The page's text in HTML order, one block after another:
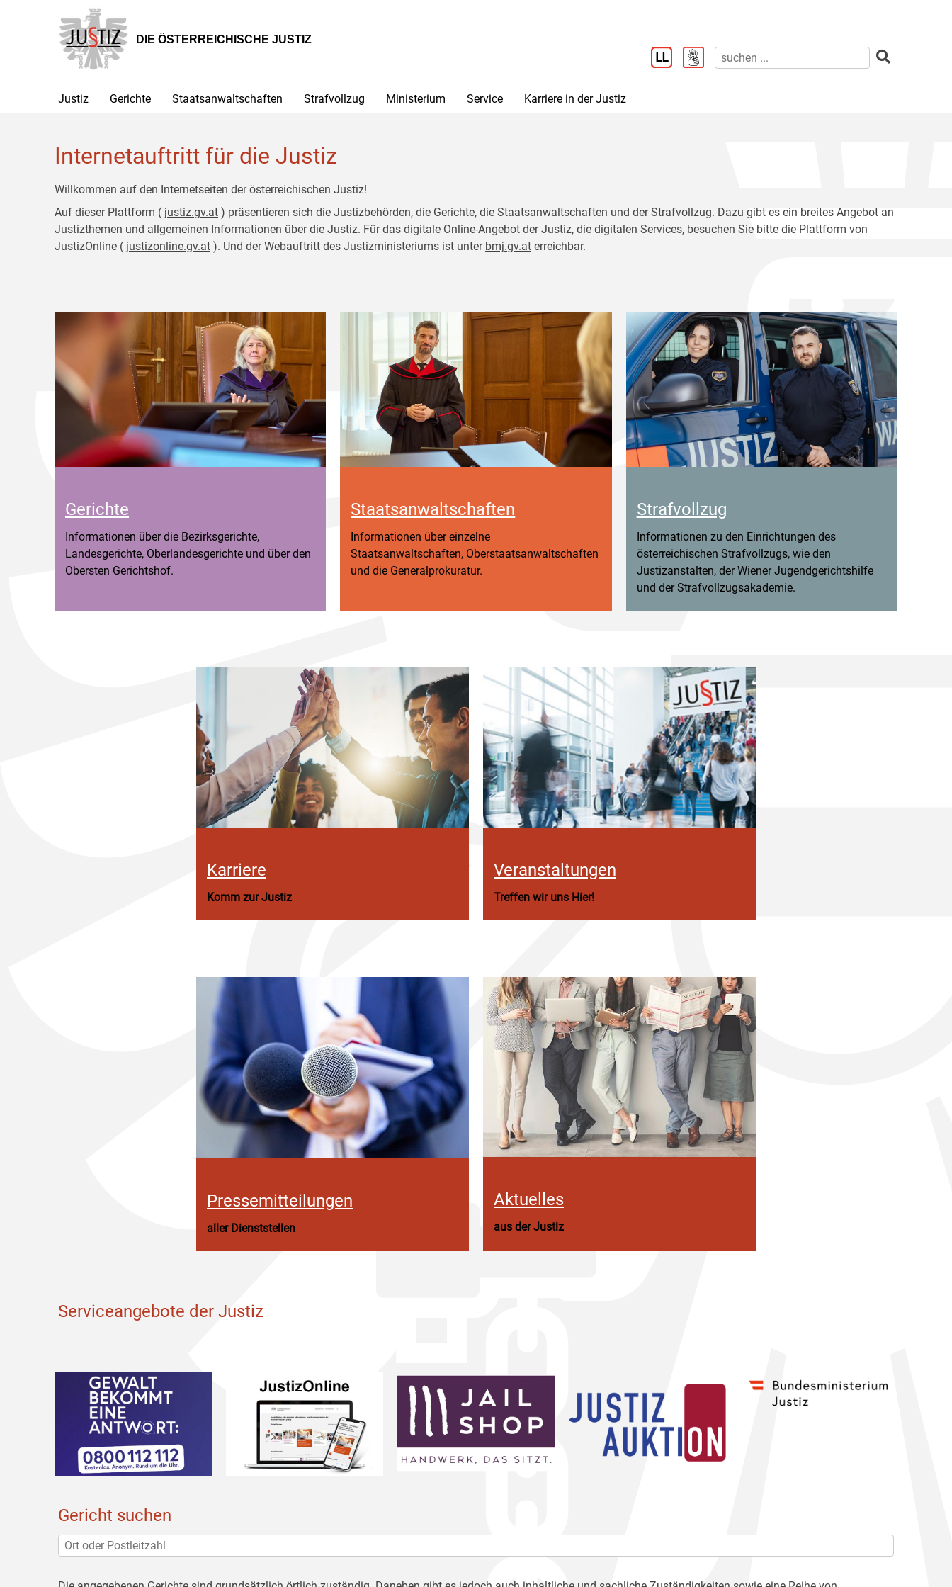
Hauptnavigation
[1]
Inhalt
[2]
DIE ÖSTERREICHISCHE JUSTIZ
Justiz Gerichte Staatsanwaltschaften Strafvollzug Ministerium Service Karriere in der Justiz
Internetauftritt für die Justiz
Willkommen auf den Internetseiten der österreichischen Justiz!
Auf dieser Plattform ( justiz.gv.at ) präsentieren sich die Justizbehörden, die Gerichte, die Staatsanwaltschaften und der Strafvollzug. Dazu gibt es ein breites Angebot an
Justizthemen und allgemeinen Informationen über die Justiz. Für das digitale Online-Angebot der Justiz, die digitalen Services, besuchen Sie bitte die Plattform von
JustizOnline ( justizonline.gv.at ). Und der Webauftritt des Justizministeriums ist unter bmj.gv.at erreichbar.
Gerichte
Informationen über die Bezirksgerichte,
Landesgerichte, Oberlandesgerichte und über den
Obersten Gerichtshof.
Staatsanwaltschaften
Informationen über einzelne
Staatsanwaltschaften, Oberstaatsanwaltschaften
und die Generalprokuratur.
Strafvollzug
Informationen zu den Einrichtungen des
österreichischen Strafvollzugs, wie den
Justizanstalten, der Wiener Jugendgerichtshilfe
und der Strafvollzugsakademie.
Karriere
Komm zur Justiz
Veranstaltungen
Treffen wir uns Hier!
Pressemitteilungen
aller Dienststellen
Aktuelles
aus der Justiz
Serviceangebote der Justiz
Gericht suchen